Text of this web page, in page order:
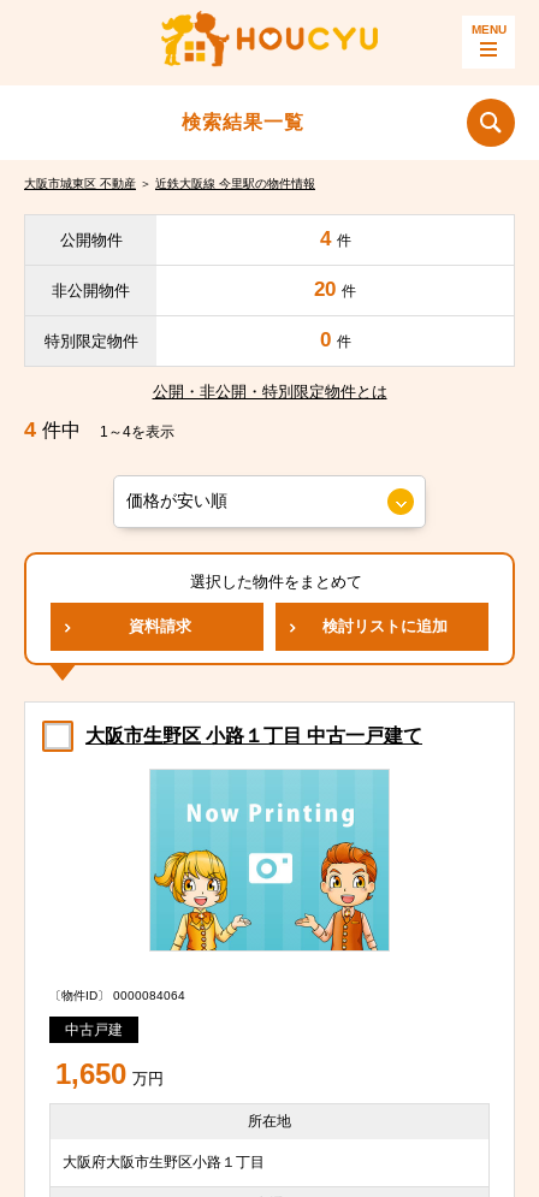
検索結果一覧
大阪市城東区 不動産 ＞ 近鉄大阪線 今里駅の物件情報
公開物件 4 件
非公開物件 20 件
特別限定物件 0 件
公開・非公開・特別限定物件とは
4 件中 1～4を表示
選択した物件をまとめて
資料請求 検討リストに追加
大阪市生野区 小路１丁目 中古一戸建て
〔物件ID〕 0000084064
中古戸建
1,650 万円
所在地
大阪府大阪市生野区小路１丁目